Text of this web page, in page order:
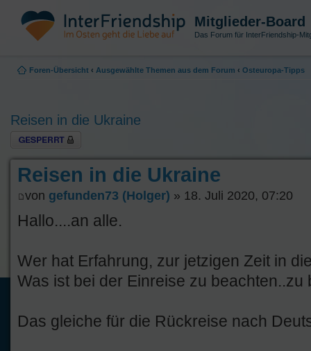
Mitglieder-Board
Das Forum für InterFriendship-
Foren-Übersicht ‹ Ausgewählte Themen aus dem Forum ‹ Osteuropa-Tipps
Reisen in die Ukraine
Thema gesperrt
Reisen in die Ukraine
von gefunden73 (Holger) » 18. Juli 2020, 07:20
Hallo....an alle.
Wer hat Erfahrung, zur jetzigen Zeit in
Was ist bei der Einreise zu beachten..zu
Das gleiche für die Rückreise nach